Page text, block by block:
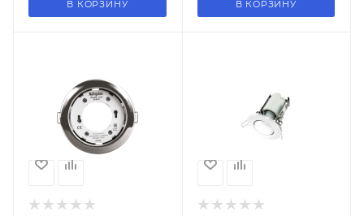
В КОРЗИНУ В КОРЗИНУ